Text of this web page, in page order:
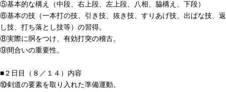
⑤基本的な構え（中段、右上段、左上段、八相、脇構え、下段）
⑥基本の技（一本打の技、引き技、抜き技、すりあげ技、出ばな技、返
し技、打ち落とし技等）の習得。
⑧実際に胴をつけ、有効打突の稽古。
⑨間合いの重要性。
■２日目（８／１４）内容
⑩剣道の要素を取り入れた準備運動。